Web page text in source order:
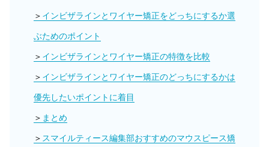
インビザラインとワイヤー矯正をどっちにするか選
ぶためのポイント
インビザラインとワイヤー矯正の特徴を比較
インビザラインとワイヤー矯正のどっちにするかは
優先したいポイントに着目
まとめ
スマイルティース編集部おすすめのマウスピース矯